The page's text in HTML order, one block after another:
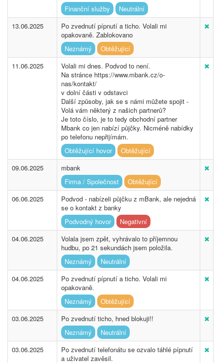
Finanční služby
Neutrální
13.06.2025
Po zvednutí pípnutí a ticho. Volali mi
opakovaně. Zablokovano
Neznámý
Obtěžující
11.06.2025
Volali mi dnes. Podvod to není.
Na stránce https://www.mbank.cz/o-
nas/kontakt/
v dolní části v odstavci
Další způsoby, jak se s námi můžete spojit -
Volá vám některý z našich partnerů?
Je toto číslo, je to tedy obchodní partner
Mbank co jen nabízí půjčky. Nicméně nabídky
po telefonu nepřijímám.
Obtěžující hovor
Obtěžující
09.06.2025
mbank
Firma / Společnost
Obtěžující
06.06.2025
Podvod - nabízeli půjčku z mBank, ale nejedná
se o kontakt z banky
Podvodný hovor
Negativní
04.06.2025
Volala jsem zpět, vyhrávalo to příjemnou
hudbu, po 21 sekundách jsem položila.
Neznámý
Neutrální
04.06.2025
Po zvednutí pípnutí a ticho. Volali mi
opakovaně.
Neznámý
Obtěžující
03.06.2025
Po zvednutí ticho, hned blokuji!!
Neznámý
Neutrální
03.06.2025
Po zvednutí telefonátu se ozvalo táhlé pípnutí
a uživatel zavěsil.